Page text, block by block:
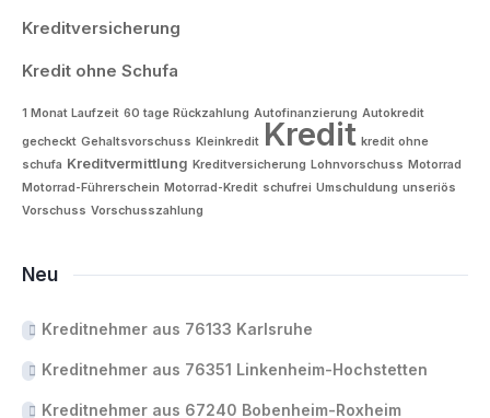
Kreditversicherung
Kredit ohne Schufa
1 Monat Laufzeit 60 tage Rückzahlung Autofinanzierung Autokredit
gecheckt Gehaltsvorschuss Kleinkredit Kredit kredit ohne
schufa Kreditvermittlung Kreditversicherung Lohnvorschuss Motorrad
Motorrad-Führerschein Motorrad-Kredit schufrei Umschuldung unseriös
Vorschuss Vorschusszahlung
Neu
Kreditnehmer aus 76133 Karlsruhe
Kreditnehmer aus 76351 Linkenheim-Hochstetten
Kreditnehmer aus 67240 Bobenheim-Roxheim